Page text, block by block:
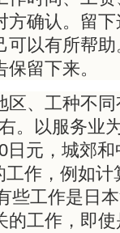
确认。留
以有所帮
留下来。
、工种不同
。以服务业
日元，城郊
作，例如
些工作是日
工作，即